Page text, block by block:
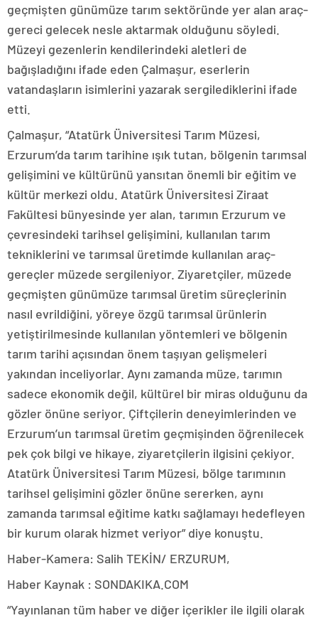
geçmişten günümüze tarım sektöründe yer alan araç-
gereci gelecek nesle aktarmak olduğunu söyledi.
Müzeyi gezenlerin kendilerindeki aletleri de
bağışladığını ifade eden Çalmaşur, eserlerin
vatandaşların isimlerini yazarak sergilediklerini ifade
etti.
Çalmaşur, “Atatürk Üniversitesi Tarım Müzesi,
Erzurum’da tarım tarihine ışık tutan, bölgenin tarımsal
gelişimini ve kültürünü yansıtan önemli bir eğitim ve
kültür merkezi oldu. Atatürk Üniversitesi Ziraat
Fakültesi bünyesinde yer alan, tarımın Erzurum ve
çevresindeki tarihsel gelişimini, kullanılan tarım
tekniklerini ve tarımsal üretimde kullanılan araç-
gereçler müzede sergileniyor. Ziyaretçiler, müzede
geçmişten günümüze tarımsal üretim süreçlerinin
nasıl evrildiğini, yöreye özgü tarımsal ürünlerin
yetiştirilmesinde kullanılan yöntemleri ve bölgenin
tarım tarihi açısından önem taşıyan gelişmeleri
yakından inceliyorlar. Aynı zamanda müze, tarımın
sadece ekonomik değil, kültürel bir miras olduğunu da
gözler önüne seriyor. Çiftçilerin deneyimlerinden ve
Erzurum’un tarımsal üretim geçmişinden öğrenilecek
pek çok bilgi ve hikaye, ziyaretçilerin ilgisini çekiyor.
Atatürk Üniversitesi Tarım Müzesi, bölge tarımının
tarihsel gelişimini gözler önüne sererken, aynı
zamanda tarımsal eğitime katkı sağlamayı hedefleyen
bir kurum olarak hizmet veriyor” diye konuştu.
Haber-Kamera: Salih TEKİN/ ERZURUM,
Haber Kaynak : SONDAKIKA.COM
“Yayınlanan tüm haber ve diğer içerikler ile ilgili olarak